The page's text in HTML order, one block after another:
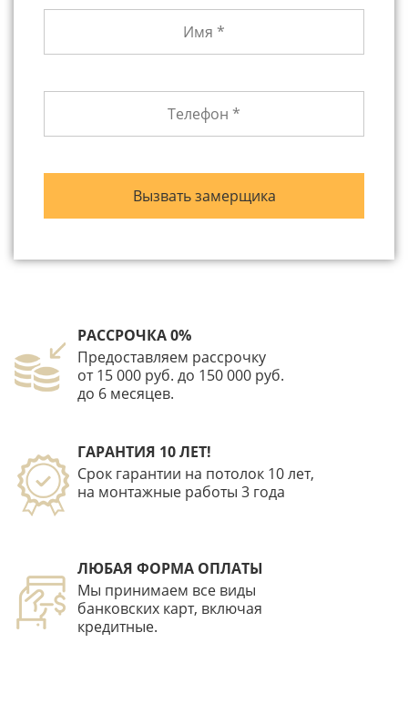
РАССРОЧКА 0%
Предоставляем рассрочку
от 15 000 руб. до 150 000 руб.
до 6 месяцев.
ГАРАНТИЯ 10 ЛЕТ!
Срок гарантии на потолок 10 лет,
на монтажные работы 3 года
ЛЮБАЯ ФОРМА ОПЛАТЫ
Мы принимаем все виды
банковских карт, включая
кредитные.